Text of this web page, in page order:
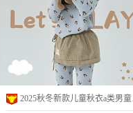
牛仔裤
韩版
2025秋冬